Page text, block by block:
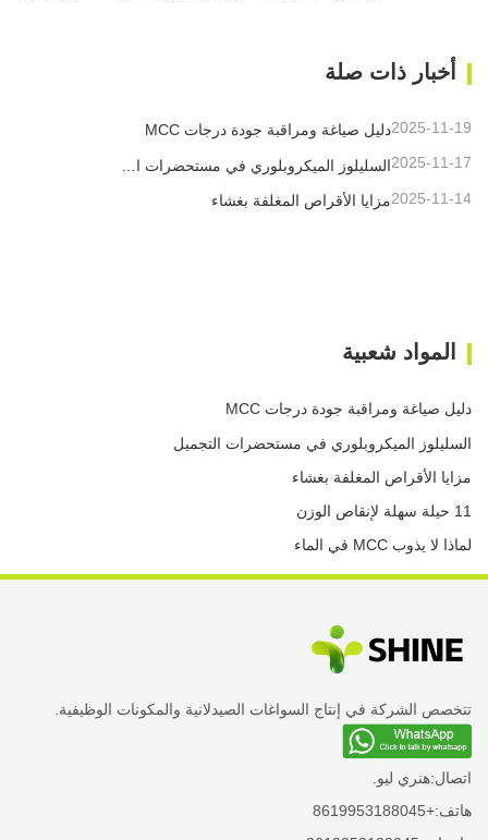
أخبار ذات صلة
دليل صياغة ومراقبة جودة درجات MCC2025-11-19
2025-11-17
مزايا الأقراص المغلفة بغشاء2025-11-14
المواد شعبية
دليل صياغة ومراقبة جودة درجات MCC
السليلوز الميكروبلوري في مستحضرات التجميل
مزايا الأقراص المغلفة بغشاء
11 حيلة سهلة لإنقاص الوزن
لماذا لا يذوب MCC في الماء
تتخصص الشركة في إنتاج السواغات الصيدلانية والمكونات الوظيفية.
اتصال:هنري ليو.
هاتف:+8619953188045